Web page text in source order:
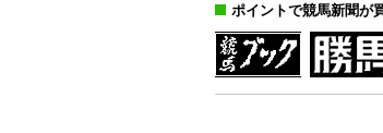
ポイントで競馬新聞が